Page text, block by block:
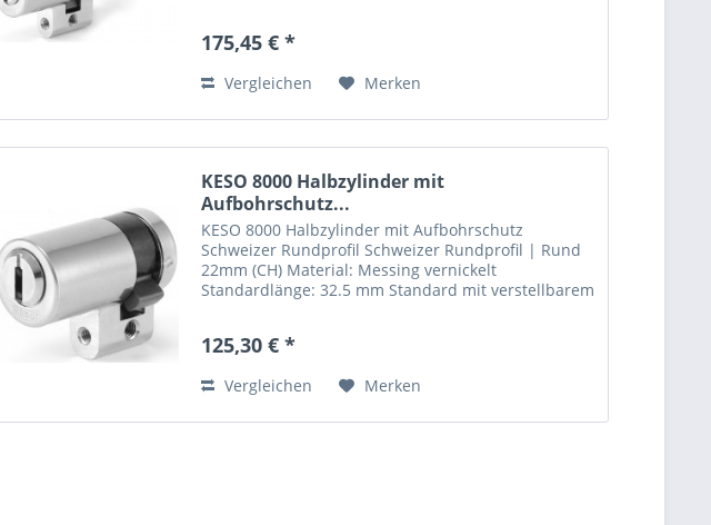
175,45 € *
Vergleichen Merken
KESO 8000 Halbzylinder mit
Aufbohrschutz...
KESO 8000 Halbzylinder mit Aufbohrschutz
Schweizer Rundprofil Schweizer Rundprofil | Rund
22mm (CH) Material: Messing vernickelt
Standardlänge: 32.5 mm Standard mit verstellbarem
125,30 € *
Vergleichen Merken